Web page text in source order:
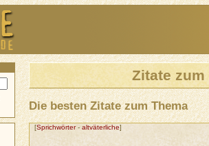
Zitate
Die besten Zitate zum Thema
[Sprichwörter- altväterliche]